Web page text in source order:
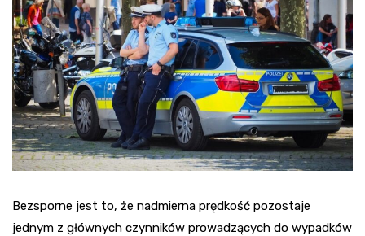
Bezsporne jest to, że nadmierna prędkość pozostaje
jednym z głównych czynników prowadzących do wypadków